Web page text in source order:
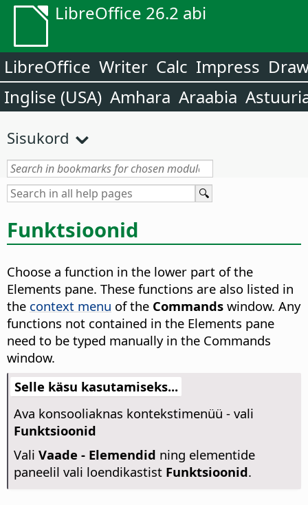
LibreOffice 26.2 abi
LibreOffice Writer Calc Impress
Inglise (USA) Amhara Araabia
Sisukord
Funktsioonid
Choose a function in the lower part of the
Elements pane. These functions are also listed in
the context menu of the Commands window. Any
functions not contained in the Elements pane
need to be typed manually in the Commands
window.
Selle käsu kasutamiseks...
Ava konsooliaknas kontekstimenüü - vali
Funktsioonid
Vali Vaade - Elemendid ning elementide
paneelil vali loendikastist Funktsioonid.